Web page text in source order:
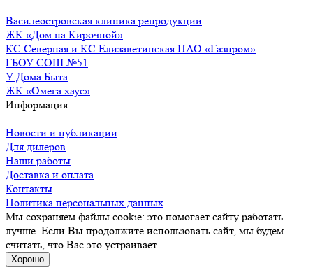
Василеостровская клиника репродукции
ЖК «Дом на Кирочной»
КС Северная и КС Елизаветинская ПАО «Газпром»
ГБОУ СОШ №51
У Дома Быта
ЖК «Омега хаус»
Информация
Новости и публикации
Для дилеров
Наши работы
Доставка и оплата
Контакты
Политика персональных данных
Мы сохраняем файлы cookie: это помогает сайту работать
лучше. Если Вы продолжите использовать сайт, мы будем
считать, что Вас это устраивает.
Хорошо